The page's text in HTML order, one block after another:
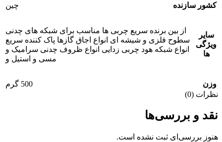
کشور سازنده چین
سایر
ویژگی
ها
از بین برنده سریع چربی ها مناسب برای شبکه های چدنی
سطوح فلزی و شیشه ای انواع اجاق گازها پاک کننده سریع
انواع شبکه هود چربی زدایی انواع ظروف چدنی سرامیک و
مسی و استیل و
وزن
500 گرم
نظرات (0)
نقد و بررسی‌ها
هنوز بررسی‌ای ثبت نشده است.